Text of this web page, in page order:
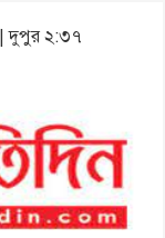
| দুপুর ২:৩৭